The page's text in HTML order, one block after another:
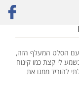
הסלט המעלף הזה,
לי קצת כמו קינוח
להוריד ממנו את